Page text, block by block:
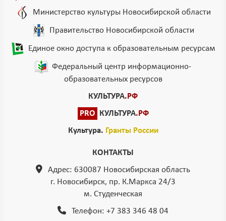
Министерство культуры Новосибирской области
Правительство Новосибирской области
Единое окно доступа к образовательным ресурсам
Федеральный центр информационно-
образовательных ресурсов
КУЛЬТУРА.РФ
PRO
КУЛЬТУРА.РФ
Культура. Гранты России
КОНТАКТЫ
Адрес: 630087 Новосибирская область
г. Новосибирск, пр. К.Маркса 24/3
м. Студенческая
Телефон: +7 383 346 48 04